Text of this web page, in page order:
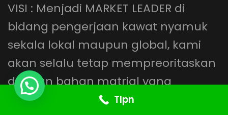
VISI : Menjadi MARKET LEADER di
bidang pengerjaan kawat nyamuk
sekala lokal maupun global, kami
akan selalu tetap mempreoritaskan
dengan bahan matrial yang
berkwalitas dan bertanggung jawab
Tlpn